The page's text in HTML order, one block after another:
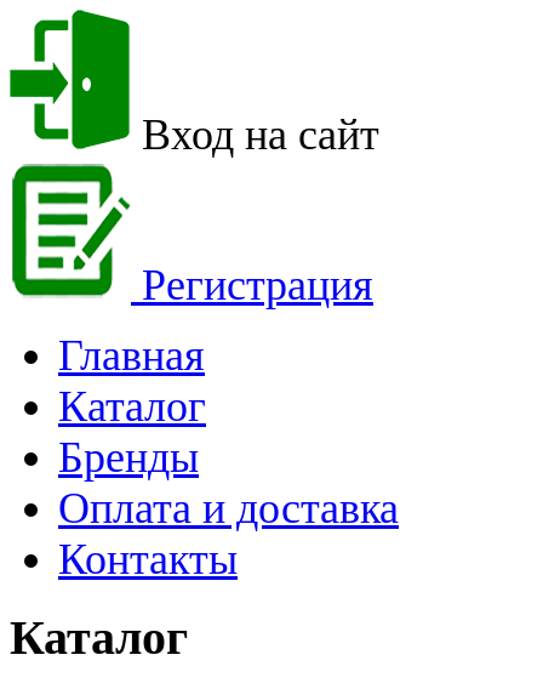
Вход на сайт
Регистрация
Главная
Каталог
Бренды
Оплата и доставка
Контакты
Каталог